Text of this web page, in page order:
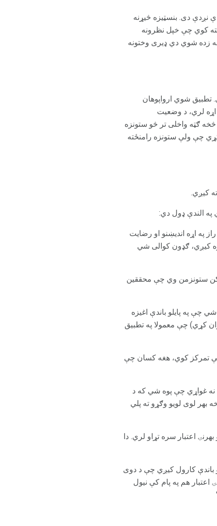
نږدې دی. بنسټیزه څیړنه
کوي چې خپل نظرونه
زده شوي دي ډیری وختونه
تطبیق شوي ارواپوهان
لري، د وضعیت
ګټه واخلی تر څو ستونزه
چې ولې ستونزه رامنځته
کیږي.
الندې ډول دي:
په اړه اندیښنو او رضايت
کیږي، ګډون کوالی شي
ستونزمن وي چې محققین
په پایلو باندې اغیزه
کړي) چې معمولا په تطبیق
تمرکز کوي، هغه کسان چې
نه غواړي چې پوه شي که د
بهر لوی لویو وګړو ته پلي
اعتبار سره تړاو لري. دا
باندې کارول کیږي چې د دوی
هم په پام کې نیول